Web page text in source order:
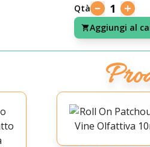
Qtà
1
Aggiungi al